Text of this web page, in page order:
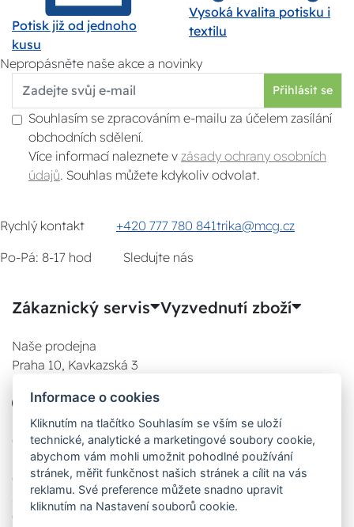
Potisk již od jednoho
kusu
Vysoká kvalita potisku i
textilu
Nepropásněte naše akce a novinky
Přihlásit se
Souhlasím se zpracováním e-mailu za účelem zasílání
obchodních sdělení.
Více informací naleznete v zásady ochrany osobních
údajů . Souhlas můžete kdykoliv odvolat.
Rychlý kontakt +420 777 780 841trika@mcg.cz
Po-Pá: 8-17 hod
Sledujte nás
Zákaznický servis Vyzvednutí zboží
Naše prodejna
Praha 10, Kavkazská 3
777 780 841
08:00 - 17:00
08:00 - 17:00
08:00 - 17:00
Informace o cookies
Kliknutím na tlačítko Souhlasím se vším se uloží
technické, analytické a marketingové soubory cookie,
abychom vám mohli umožnit pohodlné používání
stránek, měřit funkčnost našich stránek a cílit na vás
reklamu. Své preference můžete snadno upravit
kliknutím na Nastavení souborů cookie.